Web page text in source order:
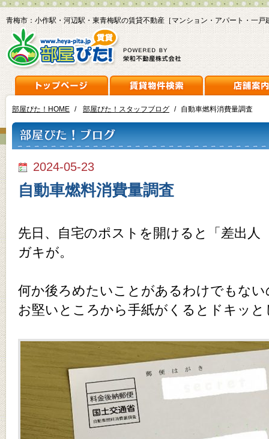
青梅市：小作駅・河辺駅・東青梅駅の賃貸不動産［マンション・アパート・一戸
部屋ぴた！HOME / 部屋ぴた！スタッフブログ / 自動車燃料消費量調査
2024-05-23
自動車燃料消費量調査
先日、自宅のポストを開けると「差出
ガキが。
何か後ろめたいことがあるわけでもない
お堅いところから手紙がくるとドキッと